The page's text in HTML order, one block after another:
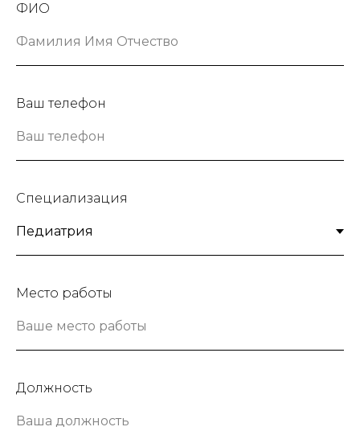
ФИО
Ваш телефон
Специализация
Место работы
Должность